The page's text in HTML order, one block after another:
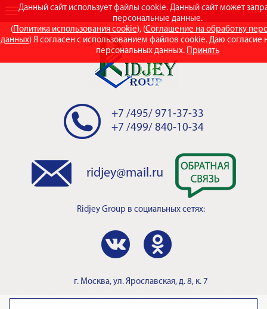
Данный сайт использует файлы cookie. Данный сайт может
персональные данные.
(Политика использования cookie), (Соглашение на обработку
данных) Я согласен с использованием файлов cookie. Даю согласие
персональных данных. Принять
RUS ENG
+7 /495/ 971-37-33
+7 /499/ 840-10-34
ridjey@mail.ru
Ridjey Group в социальных сетях:
г. Москва, ул. Ярославская, д. 8, к. 7